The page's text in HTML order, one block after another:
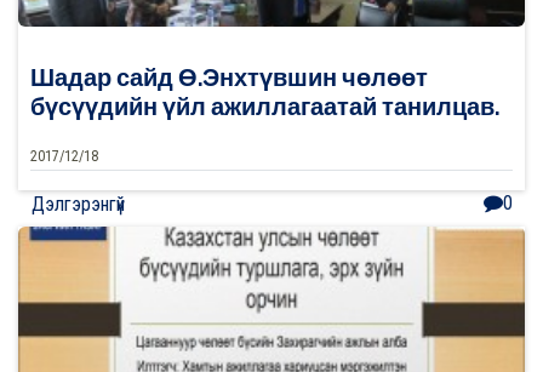
Шадар сайд Ө.Энхтүвшин чөлөөт
бүсүүдийн үйл ажиллагаатай танилцав.
2017/12/18
Дэлгэрэнгүй 0